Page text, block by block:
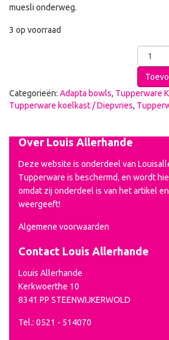
muesli onderweg.
3 op voorraad
Categorieën: Adapta bowls, Tupperware
Tupperware koelkast / Diepvries,
Over Louis Allerhande
Deze website is onderdeel van
Tupperware is beschermd, en wordt
omdat zij onderdeel is van het artikel
weergeeft!
Algemene voorwaarden
Contact Louis Allerhande
Louis Allerhande
Kerkwoerthe 10
8341 PP STEENWIJKERWOLD
Tel.: 0521 - 514070